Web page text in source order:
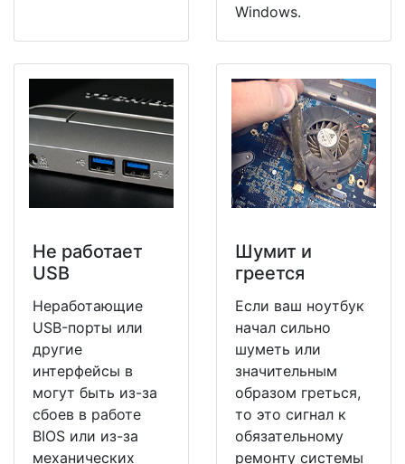
Windows.
Не работает
USB
Неработающие
USB-порты или
другие
интерфейсы в
могут быть из-за
сбоев в работе
BIOS или из-за
механических
Шумит и
греется
Если ваш ноутбук
начал сильно
шуметь или
значительным
образом греться,
то это сигнал к
обязательному
ремонту системы